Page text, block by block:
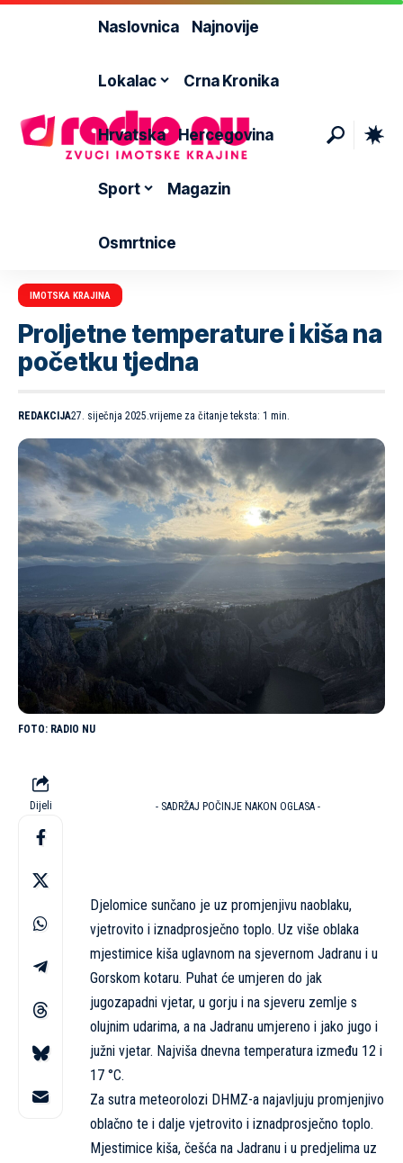
Naslovnica Najnovije
Lokalac Crna Kronika
Hrvatska Hercegovina
Sport Magazin
Osmrtnice
IMOTSKA KRAJINA
Proljetne temperature i kiša na
početku tjedna
REDAKCIJA27. siječnja 2025.vrijeme za čitanje teksta: 1 min.
RADIO NU
Dijeli - SADRŽAJ POČINJE NAKON OGLASA -
Djelomice sunčano je uz promjenjivu naoblaku,
vjetrovito i iznadprosječno toplo. Uz više oblaka
mjestimice kiša uglavnom na sjevernom Jadranu i u
Gorskom kotaru. Puhat će umjeren do jak
jugozapadni vjetar, u gorju i na sjeveru zemlje s
olujnim udarima, a na Jadranu umjereno i jako jugo i
južni vjetar. Najviša dnevna temperatura između 12 i
17 °C.
Za sutra meteorolozi DHMZ-a najavljuju promjenjivo
oblačno te i dalje vjetrovito i iznadprosječno toplo.
Mjestimice kiša, češća na Jadranu i u predjelima uz